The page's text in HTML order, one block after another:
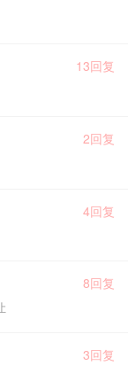
13回复
2回复
4回复
8回复
3回复